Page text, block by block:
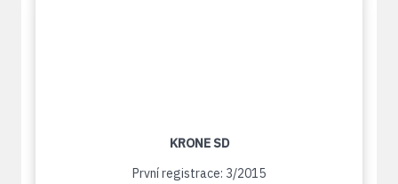
KRONE SD
První registrace: 3/2015